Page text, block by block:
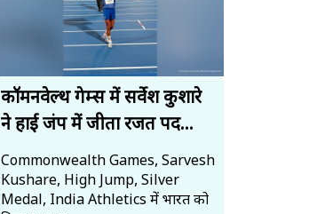
कॉमनवेल्थ गेम्स में सर्वेश कुशारे
ने हाई जंप में जीता रजत पद...
Commonwealth Games, Sarvesh
Kushare, High Jump, Silver
Medal, India Athletics में भारत को